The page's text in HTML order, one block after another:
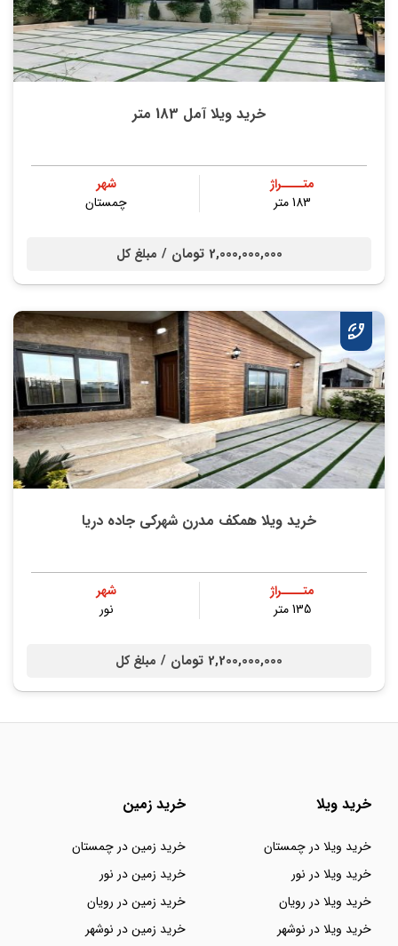
خرید ویلا آمل 183 متر
متــــراژ
183 متر
شهر
چمستان
2,000,000,000 تومان / مبلغ کل
خرید ویلا همکف مدرن شهرکی جاده دریا
متــــراژ
135 متر
شهر
نور
2,200,000,000 تومان / مبلغ کل
خرید ویلا
خرید ویلا در چمستان
خرید ویلا در نور
خرید ویلا در رویان
خرید ویلا در نوشهر
خرید زمین
خرید زمین در چمستان
خرید زمین در نور
خرید زمین در رویان
خرید زمین در نوشهر